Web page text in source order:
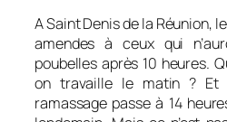
A Saint Denis de la Réunion,
amendes à ceux qui
poubelles après 10 heures.
on travaille le matin ? Et
ramassage passe à 14